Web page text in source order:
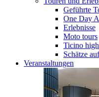
Geführte
One Day
Erlebnisse
Moto tours
Ticino
Schätze
Veranstaltungen